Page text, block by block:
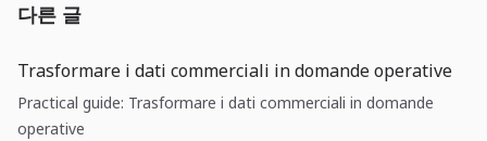
다른 글
Trasformare i dati commerciali in domande operative
Practical guide: Trasformare i dati commerciali in domande
operative